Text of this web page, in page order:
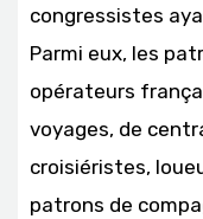
congressistes
Parmi eux, les
opérateurs
voyages, de
croisiéristes,
patrons de